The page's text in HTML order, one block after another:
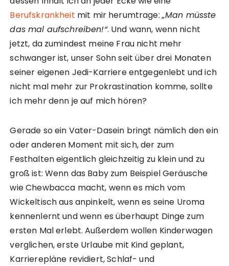
Berufskrankheit mit mir herumtrage:„Man müsste
das mal aufschreiben!“. Und wann, wenn nicht
jetzt, da zumindest meine Frau nicht mehr
schwanger ist, unser Sohn seit über drei Monaten
seiner eigenen Jedi-Karriere entgegenlebt und ich
nicht mal mehr zur Prokrastination komme, sollte
ich mehr denn je auf mich hören?
Gerade so ein Vater-Dasein bringt nämlich den ein
oder anderen Moment mit sich, der zum
Festhalten eigentlich gleichzeitig zu klein und zu
groß ist: Wenn das Baby zum Beispiel Geräusche
wie Chewbacca macht, wenn es mich vom
Wickeltisch aus anpinkelt, wenn es seine Uroma
kennenlernt und wenn es überhaupt Dinge zum
ersten Mal erlebt. Außerdem wollen Kinderwagen
verglichen, erste Urlaube mit Kind geplant,
Karrierepläne revidiert, Schlaf- und